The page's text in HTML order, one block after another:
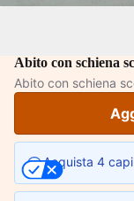
Abito con schiena
Abito con schiena
Acquista 4